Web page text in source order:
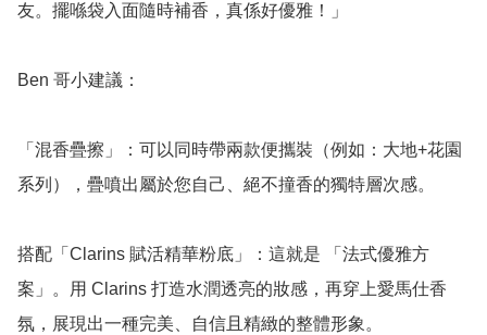
友。擺喺袋入面隨時補香，真係好優雅！」
Ben 哥小建議：
「混香疊擦」：可以同時帶兩款便攜裝（例如：大地+花園
系列），疊噴出屬於您自己、絕不撞香的獨特層次感。
搭配「Clarins 賦活精華粉底」：這就是 「法式優雅方
案」。用 Clarins 打造水潤透亮的妝感，再穿上愛馬仕香
氛，展現出一種完美、自信且精緻的整體形象。